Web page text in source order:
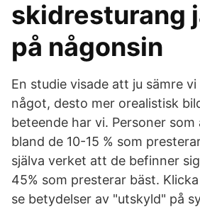
skidresturang
på någonsin
En studie visade att ju sämre
något, desto mer orealistisk
beteende har vi. Personer
bland de 10-15 % som
själva verket att de befinner
45% som presterar bäst.
se betydelser av "utskyld" på